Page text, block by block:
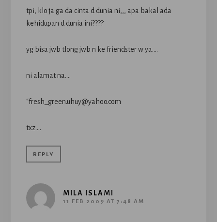
tpi, klo ja ga da cinta d dunia ni,,, apa bakal ada
kehidupan d dunia ini????
yg bisa jwb tlong jwb n ke friendster w ya….
ni alamat na….
“fresh_green.uhuy@yahoo.com
txz….
REPLY
MILA ISLAMI
11 FEB 2009 AT 7:48 AM